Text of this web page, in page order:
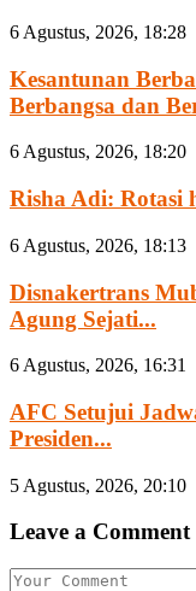
6 Agustus, 2026, 18:28
Kesantunan
Berbangsa dan
6 Agustus, 2026, 18:20
Risha Adi: Rotasi
6 Agustus, 2026, 18:13
Disnakertrans
Agung Sejati...
6 Agustus, 2026, 16:31
AFC Setujui
Presiden...
5 Agustus, 2026, 20:10
Leave a Comment